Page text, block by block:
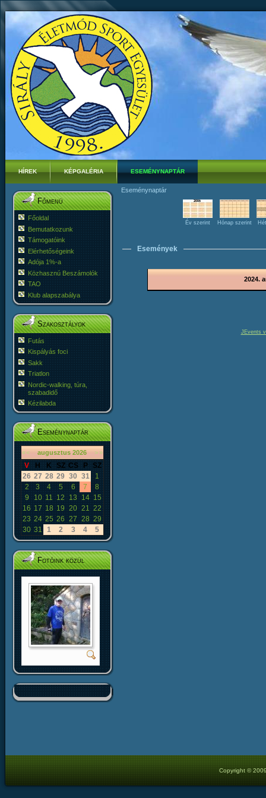
HÍREK KÉPGALÉRIA ESEMÉNYNAPTÁR
Főmenü
Főoldal
Bemutatkozunk
Támogatóink
Elérhetőségeink
Adója 1%-a
Közhasznú Beszámolók
TAO
Klub alapszabálya
Szakosztályok
Futás
Kispályás foci
Sakk
Triatlon
Nordic-walking, túra,
szabadidő
Kézilabda
Eseménynaptár
«< augusztus 2026 >»
V H K SZ CS P
SZ
26 27 28 29 30 31
1
2
3 4 5 6 7
8
9
10 11 12 13 14 15
16 17 18 19 20 21 22
23 24 25 26 27 28 29
30 31 1 2 3 4 5
Fotóink közül
Eseménynaptár
Év szerint Hónap szerint
Események
2024.
JEvents
Copyright ©